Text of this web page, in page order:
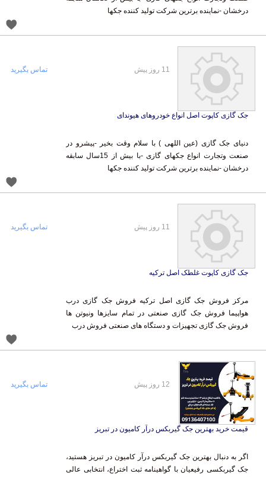
درخشان -نماینده برترین شرکت تولید کننده جکها
جک گازی کاپوت اصل انواع خودروهای هیوندای
دنیای جک گازی (عین اللهی ) با سلام وقت بخیر -پیشرو در
صنعت وتجارت انواع جکهای گازی -با بیش از 15سال سابقه
درخشان -نماینده برترین شرکت تولید کننده جکها
11 روز پیش تماس بگیرید
جک گازی کاپوت غلطک اصل ترکیه
مرکز فروش جک گازی اصل ترکیه فروش جک گازی درب
هواپیما فروش جک گازی صنعتی در تمام سایزها ونیوتن ها
فروش جک گازی تجهیزات و دستگاه های صنعتی فروش درب
11 روز پیش تماس بگیرید
قیمت خرید بهترین جک گیربکس درآر کامیون در تبریز
اگر به دنبال بهترین جک گیربکس درآر کامیون در تبریز هستید،
جک گیربکسی رفیعیان با گواهینامه ثبت اختراع، انتخابی عالی
12 روز پیش تماس بگیرید